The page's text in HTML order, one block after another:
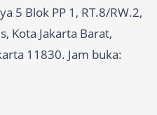
5 Blok PP 1, RT.8/RW.2,
Kota Jakarta Barat,
11830. Jam buka: